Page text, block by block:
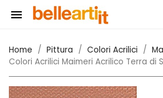

Home Pittura Colori Acrilici
Colori Acrilici Maimeri Acrilico Terra di